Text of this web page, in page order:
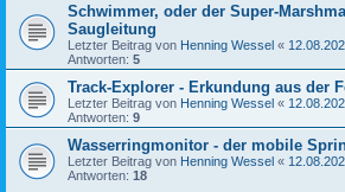
Schwimmer, oder der Super-
Saugleitung
Letzter Beitrag von Henning Wessel «
Antworten: 5
Track-Explorer - Erkundung aus der
Letzter Beitrag von Henning Wessel «
Antworten: 9
Wasserringmonitor - der mobile
Letzter Beitrag von Henning Wessel «
Antworten: 18